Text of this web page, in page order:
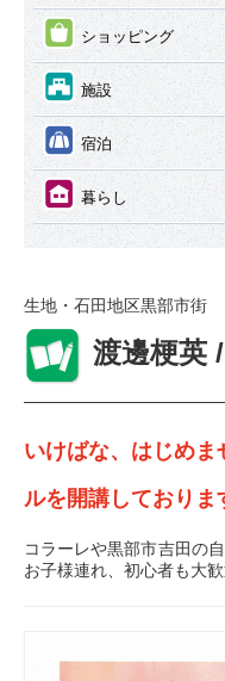
⑤ ショッピング
⑦ 施設
⑨ 宿泊
⑪ 暮らし
生地・石田地区黒部市街
⑥ 渡邊梗英
いけばな、はじめ
ルを開講しておりま
コラーレや黒部市吉田の
お子様連れ、初心者も大歓